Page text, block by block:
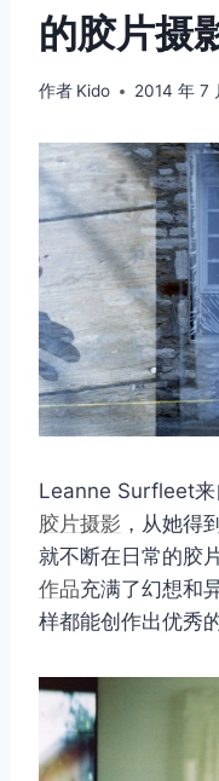
的胶片摄
作者 Kido 2014 年 7
Leanne Surfleet来
胶片摄影 ，从她得
就不断在日常的胶
作品充满了幻想和
样都能创作出优秀